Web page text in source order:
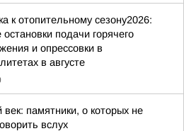
к отопительному сезону2026:
подачи горячего
и опрессовки в
в августе
памятники, о которых не
вслух